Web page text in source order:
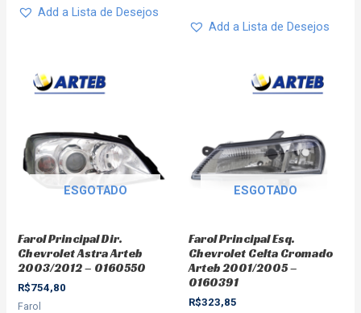
Add a Lista de Desejos
Add a Lista de Desejos
ESGOTADO
Farol Principal Dir.
Chevrolet Astra Arteb
2003/2012 – 0160550
R$754,80
Farol
ESGOTADO
Farol Principal Esq.
Chevrolet Celta Cromado
Arteb 2001/2005 –
0160391
R$323,85